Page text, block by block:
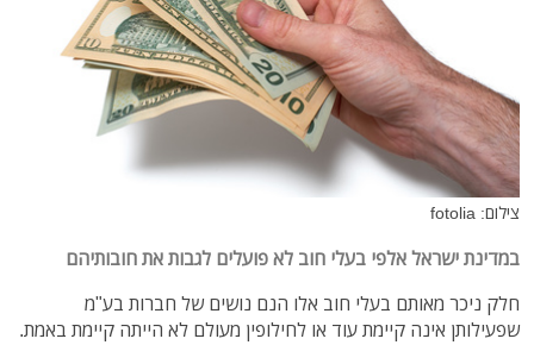
צילום: fotolia
במדינת ישראל אלפי בעלי חוב לא פועלים לגבות את חובותיהם
חלק ניכר מאותם בעלי חוב אלו הנם נושים של חברות בע"מ
שפעילותן אינה קיימת עוד או לחילופין מעולם לא הייתה קיימת באמת.